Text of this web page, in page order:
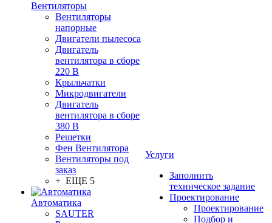
Вентиляторы
Вентиляторы
напорные
Двигатели пылесоса
Двигатель
вентилятора в сборе
220 В
Крыльчатки
Микродвигатели
Двигатель
вентилятора в сборе
380 В
Решетки
Фен Вентилятора
Вентиляторы под
заказ
+ ЕЩЕ 5
Автоматика
SAUTER
Услуги
Заполнить
техническое задание
Проектирование
Проектирование
Подбор и